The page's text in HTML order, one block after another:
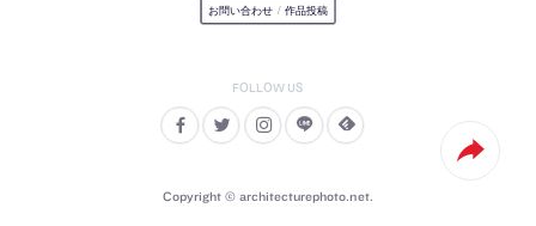
お問い合わせ / 作品投稿
Copyright © architecturephoto.net.